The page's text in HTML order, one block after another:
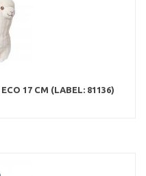
17 CM (LABEL: 81136)